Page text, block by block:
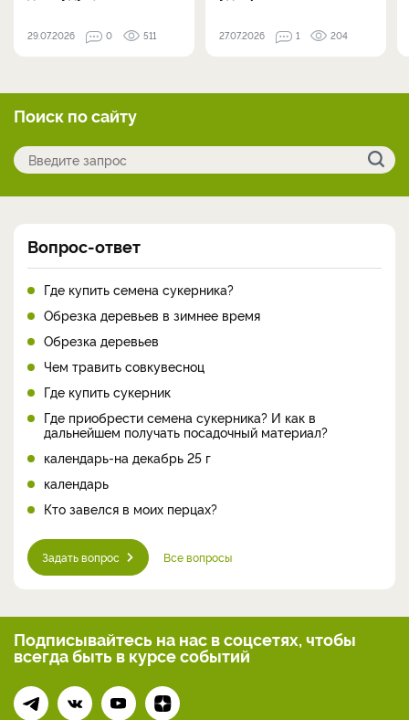
29.07.2026 0 511 27.07.2026 1 204
Поиск по сайту
Вопрос-ответ
Где купить семена сукерника?
Обрезка деревьев в зимнее время
Обрезка деревьев
Чем травить совкувесноц
Где купить сукерник
Где приобрести семена сукерника? И как в
дальнейшем получать посадочный материал?
календарь-на декабрь 25 г
календарь
Кто завелся в моих перцах?
Задать вопрос Все вопросы
Подписывайтесь на нас в соцсетях, чтобы
всегдабыть в курсе событий